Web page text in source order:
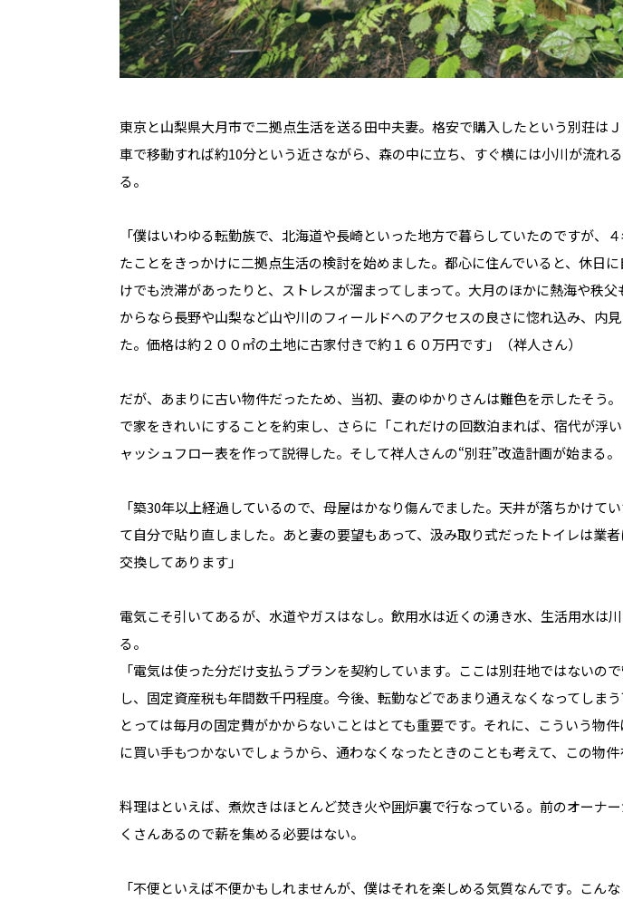
東京と山梨県大月市で二拠点生活を送る田中夫妻。格安で購入したという別荘は
車で移動すれば約10分という近さながら、森の中に立ち、すぐ横には小川が流れ
る。
「僕はいわゆる転勤族で、北海道や長崎といった地方で暮らしていたのですが、
たことをきっかけに二拠点生活の検討を始めました。都心に住んでいると、休日
けでも渋滞があったりと、ストレスが溜まってしまって。大月のほかに熱海や秩
からなら長野や山梨など山や川のフィールドへのアクセスの良さに惚れ込み、内
た。価格は約２００㎡の土地に古家付きで約１６０万円です」（祥人さん）
だが、あまりに古い物件だったため、当初、妻のゆかりさんは難色を示したそう
で家をきれいにすることを約束し、さらに「これだけの回数泊まれば、宿代が浮
ャッシュフロー表を作って説得した。そして祥人さんの“別荘”改造計画が始まる。
「築30年以上経過しているので、母屋はかなり傷んでました。天井が落ちかけて
て自分で貼り直しました。あと妻の要望もあって、汲み取り式だったトイレは業
交換してあります」
電気こそ引いてあるが、水道やガスはなし。飲用水は近くの湧き水、生活用水は
る。
「電気は使った分だけ支払うプランを契約しています。ここは別荘地ではないの
し、固定資産税も年間数千円程度。今後、転勤などであまり通えなくなってしま
とっては毎月の固定費がかからないことはとても重要です。それに、こういう物
に買い手もつかないでしょうから、通わなくなったときのことも考えて、この物件
料理はといえば、煮炊きはほとんど焚き火や囲炉裏で行なっている。前のオーナ
くさんあるので薪を集める必要はない。
「不便といえば不便かもしれませんが、僕はそれを楽しめる気質なんです。こん